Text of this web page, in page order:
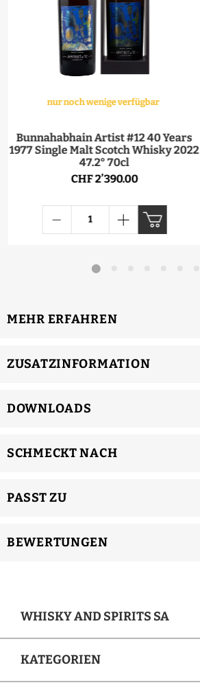
nur noch wenige verfügbar
Bunnahabhain Artist #12 40 Years
1977 Single Malt Scotch Whisky 2022
47.2° 70cl
CHF 2’390.00
MEHR ERFAHREN
ZUSATZINFORMATION
DOWNLOADS
SCHMECKT NACH
PASST ZU
BEWERTUNGEN
WHISKY AND SPIRITS SA
KATEGORIEN